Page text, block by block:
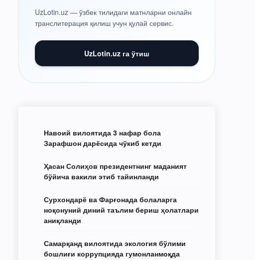
UzLotin.uz — ўзбек тилидаги матнларни онлайн
транслитерация қилиш учун қулай сервис.
UzLotin.uz га ўтиш
Навоий вилоятида 3 нафар бола
Зарафшон дарёсида чўкиб кетди
Ҳасан Солиҳов президентнинг маданият
бўйича вакили этиб тайинланди
Сурхондарё ва Фарғонада болаларга
ноқонуний диний таълим бериш ҳолатлари
аниқланди
Самарқанд вилоятида экология бўлими
бошлиғи коррупцияда гумонланмоқда